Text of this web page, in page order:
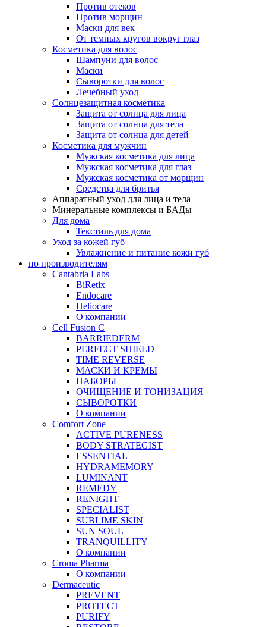
Против отеков
Против морщин
Маски для век
От темных кругов вокруг глаз
Косметика для волос
Шампуни для волос
Маски
Сыворотки для волос
Лечебный уход
Солнцезащитная косметика
Защита от солнца для лица
Защита от солнца для тела
Защита от солнца для детей
Косметика для мужчин
Мужская косметика для лица
Мужская косметика для глаз
Мужская косметика от морщин
Средства для бритья
Аппаратный уход для лица и тела
Минеральные комплексы и БАДы
Для дома
Текстиль для дома
Уход за кожей губ
Увлажнение и питание кожи губ
по производителям
Cantabria Labs
BiRetix
Endocare
Heliocare
О компании
Cell Fusion C
BARRIEDERM
PERFECT SHIELD
TIME REVERSE
МАСКИ И КРЕМЫ
НАБОРЫ
ОЧИЩЕНИЕ И ТОНИЗАЦИЯ
СЫВОРОТКИ
О компании
Comfort Zone
ACTIVE PURENESS
BODY STRATEGIST
ESSENTIAL
HYDRAMEMORY
LUMINANT
REMEDY
RENIGHT
SPECIALIST
SUBLIME SKIN
SUN SOUL
TRANQUILLITY
О компании
Croma Pharma
О компании
Dermaceutic
PREVENT
PROTECT
PURIFY